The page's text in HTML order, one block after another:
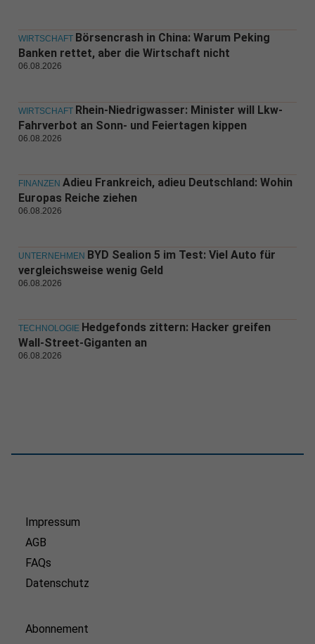
WIRTSCHAFT Börsencrash in China: Warum Peking
Banken rettet, aber die Wirtschaft nicht
06.08.2026
WIRTSCHAFT Rhein-Niedrigwasser: Minister will Lkw-
Fahrverbot an Sonn- und Feiertagen kippen
06.08.2026
FINANZEN Adieu Frankreich, adieu Deutschland: Wohin
Europas Reiche ziehen
06.08.2026
UNTERNEHMEN BYD Sealion 5 im Test: Viel Auto für
vergleichsweise wenig Geld
06.08.2026
TECHNOLOGIE Hedgefonds zittern: Hacker greifen
Wall-Street-Giganten an
06.08.2026
Impressum
AGB
FAQs
Datenschutz
Abonnement